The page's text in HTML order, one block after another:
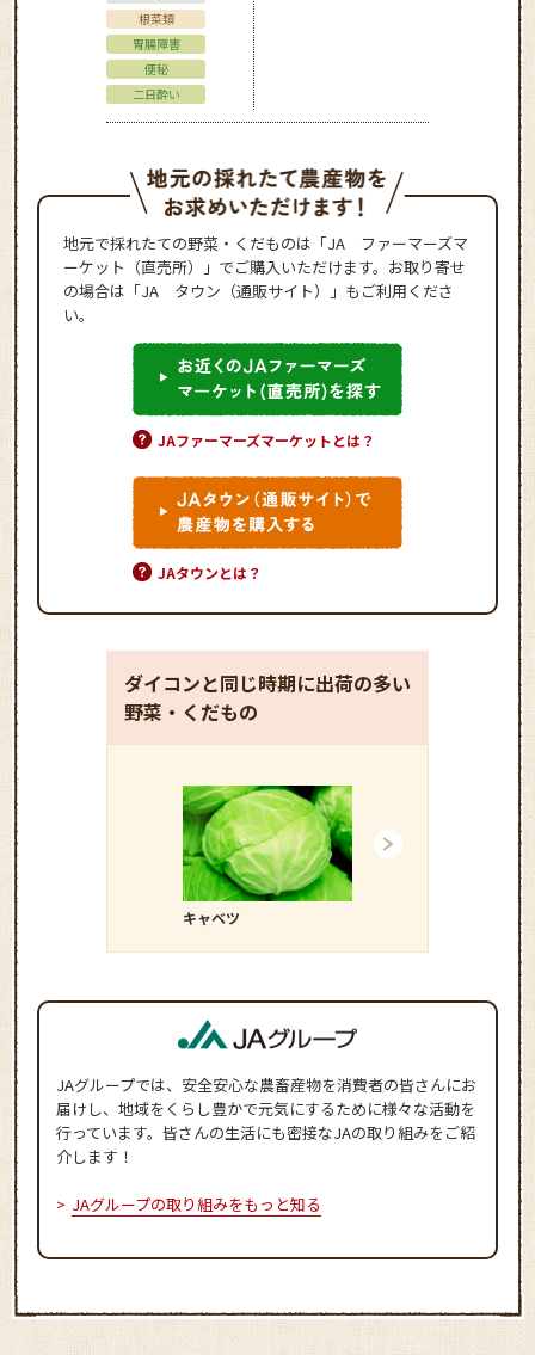
根菜類
胃腸障害
便秘
二日酔い
地元で採れたての野菜・くだものは「JA ファーマーズマ
ーケット（直売所）」でご購入いただけます。お取り寄せ
の場合は「JA タウン（通販サイト）」もご利用くださ
い。
JAファーマーズマーケットとは？
JAタウンとは？
ダイコンと同じ時期に出荷の多い
野菜・くだもの
キャベツ
JAグループでは、安全安心な農畜産物を消費者の皆さんにお
届けし、地域をくらし豊かで元気にするために様々な活動を
行っています。皆さんの生活にも密接なJAの取り組みをご紹
介します！
JAグループの取り組みをもっと知る